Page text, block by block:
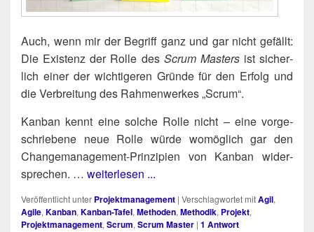
Auch, wenn mir der Begriff ganz und gar nicht gefällt:
Die Exis­tenz der Rol­le des Scrum Mas­tersist sicher­
lich einer der wich­ti­ge­ren Grün­de für den Erfolg und
die Ver­brei­tung des Rah­men­wer­kes „Scrum“.
Kan­ban kennt eine sol­che Rol­le nicht – eine vor­ge­
schrie­be­ne neue Rol­le wür­de womög­lich gar den
Chan­ge­ma­nage­ment-Prin­zi­pi­en von Kan­ban wider­
spre­chen. … weiterlesen ...
Veröffentlicht unter Projektmanagement | Verschlagwortet mitAgil,
Agile, Kanban, Kanban-Tafel, Methoden, Methodik, Projekt,
Projektmanagement, Scrum, Scrum Master | 1 Antwort